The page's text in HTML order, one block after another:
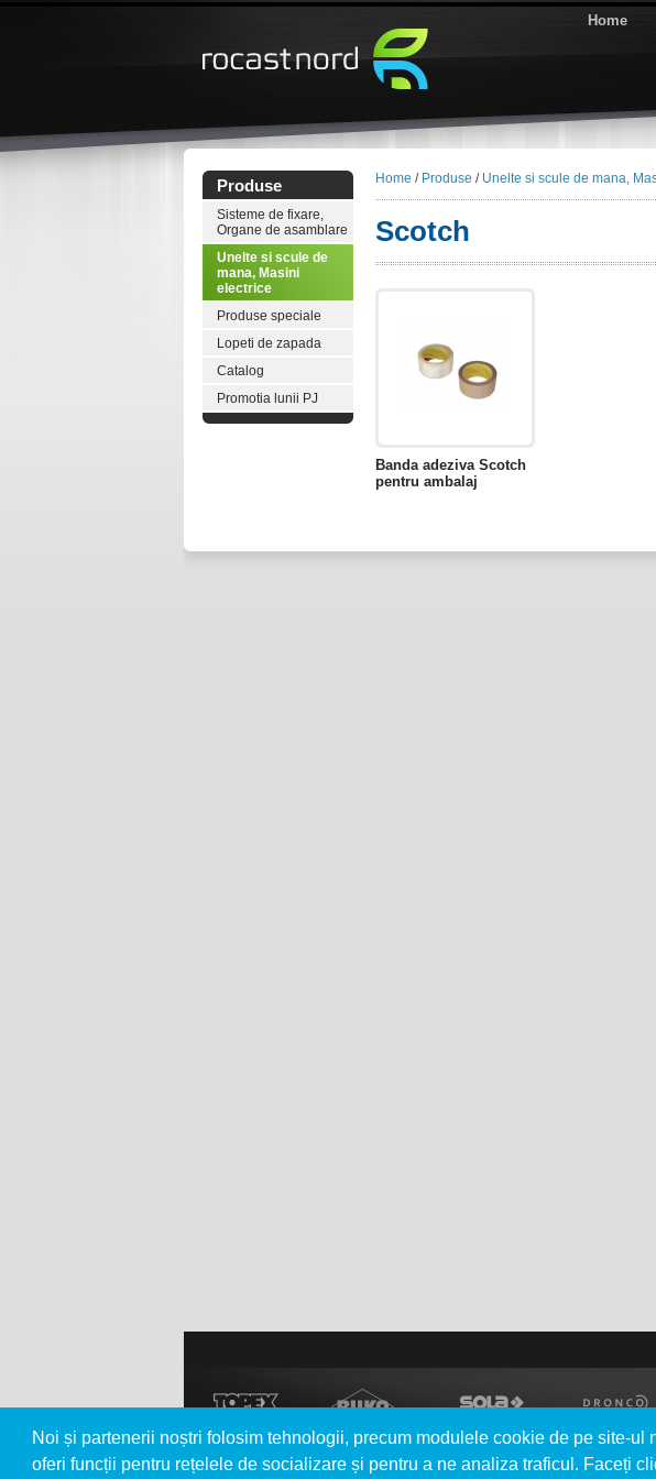
Noi și partenerii noștri folosim tehnologii, precum modulele cookie de pe site-
oferi funcții pentru rețelele de socializare și pentru a ne analiza traficul. Faceți
Home
Produse
Sisteme de fixare,
Organe de asamblare
Unelte si scule de
mana, Masini
electrice
Produse speciale
Lopeti de zapada
Catalog
Promotia lunii PJ
Home / Produse / Unelte si scule de mana,
Scotch
Banda adeziva Scotch
pentru ambalaj